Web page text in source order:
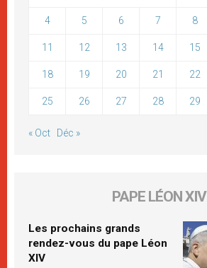
4 5 6 7 8
11 12 13 14 15
18 19 20 21 22
25 26 27 28 29
« Oct Déc »
PAPE LÉON XIV
Les prochains grands
rendez-vous du pape Léon
XIV